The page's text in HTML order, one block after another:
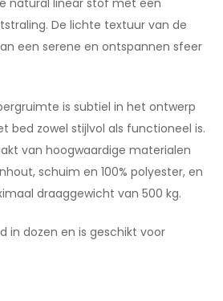
natural linear stof met een
De lichte textuur van de
een serene en ontspannen sfeer
is subtiel in het ontwerp
bed zowel stijlvol als functioneel is.
van hoogwaardige materialen
schuim en 100% polyester, en
draaggewicht van 500 kg.
in dozen en is geschikt voor